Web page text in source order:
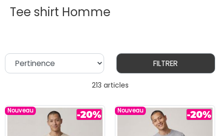
Tee shirt Homme
213 articles
FILTRER
Nouveau Nouveau